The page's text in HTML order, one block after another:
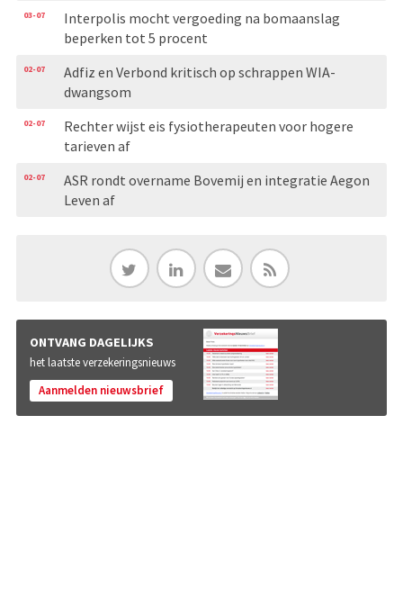
03-07
Interpolis mocht vergoeding na bomaanslag
beperken tot 5 procent
02-07
Adfiz en Verbond kritisch op schrappen WIA-
dwangsom
02-07
Rechter wijst eis fysiotherapeuten voor hogere
tarieven af
02-07
ASR rondt overname Bovemij en integratie Aegon
Leven af
ONTVANG DAGELIJKS
het laatste verzekeringsnieuws
Aanmelden nieuwsbrief